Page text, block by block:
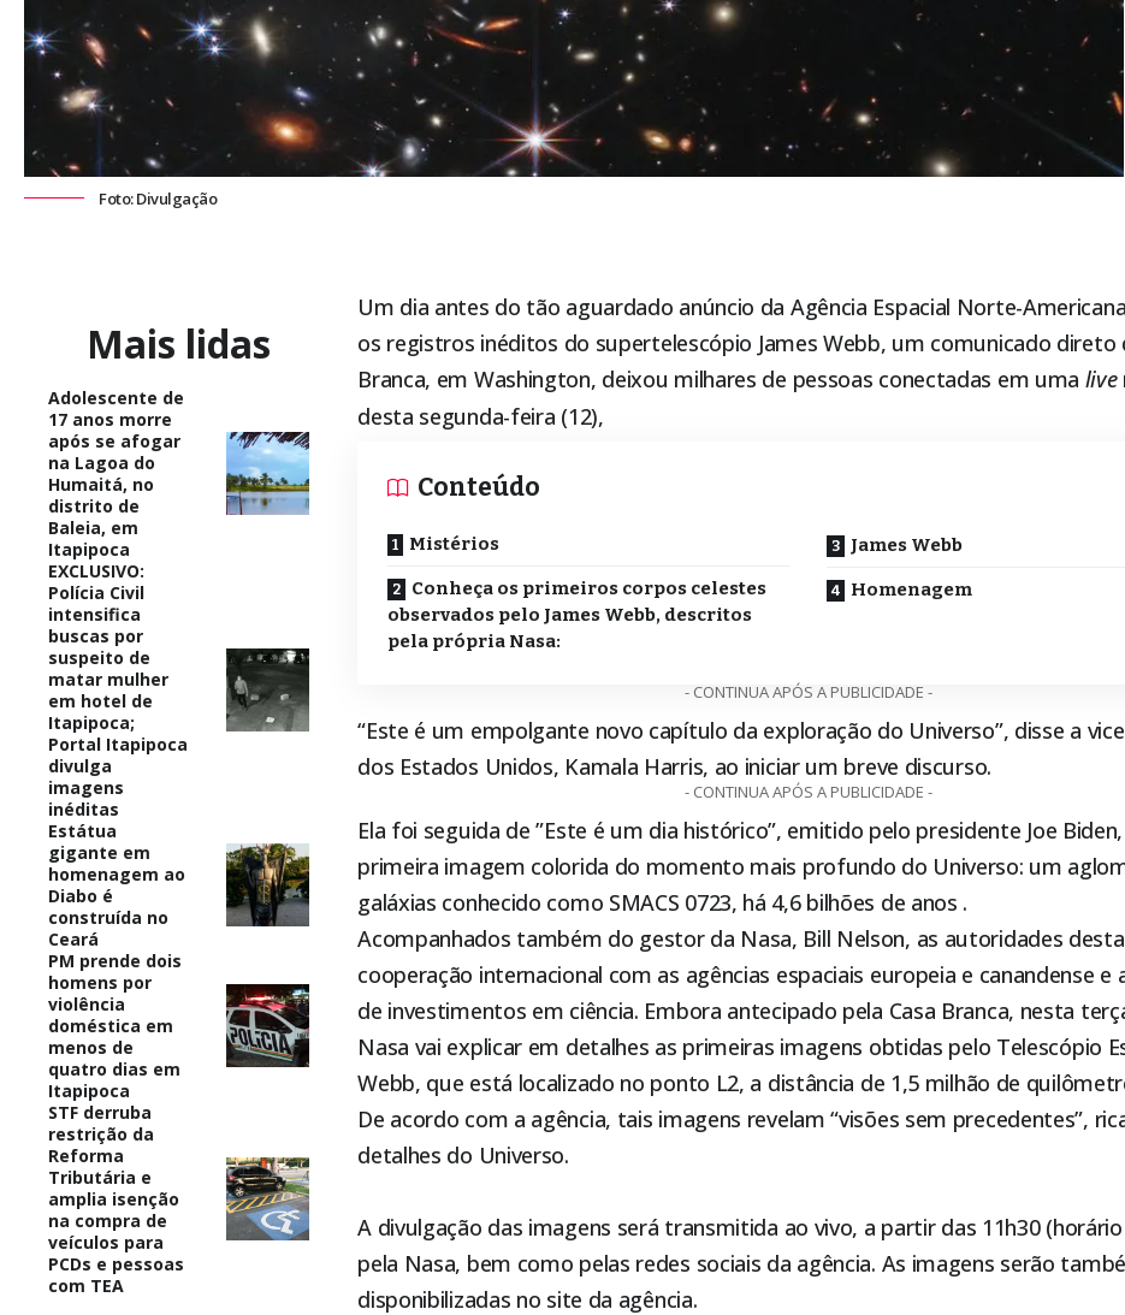
Foto: Divulgação
Mais lidas
Adolescente de
17 anos morre
após se afogar
na Lagoa do
Humaitá, no
distrito de
Baleia, em
Itapipoca
EXCLUSIVO:
Polícia Civil
intensifica
buscas por
suspeito de
matar mulher
em hotel de
Itapipoca;
Portal Itapipoca
divulga
imagens
inéditas
Estátua
gigante em
homenagem ao
Diabo é
construída no
Ceará
PM prende dois
homens por
violência
doméstica em
menos de
quatro dias em
Itapipoca
STF derruba
restrição da
Reforma
Tributária e
amplia isenção
na compra de
veículos para
PCDs e pessoas
com TEA
Um dia antes do tão aguardado anúncio da Agência Espacial Norte-
os registros inéditos do supertelescópio James Webb, um comunicado direto
Branca, em Washington, deixou milhares de pessoas conectadas em uma live
desta segunda-feira (12),
Conteúdo
Mistérios
Conheça os primeiros corpos celestes
observados pelo James Webb, descritos
pela própria Nasa:
James Webb
Homenagem
- CONTINUA APÓS A PUBLICIDADE -
“Este é um empolgante novo capítulo da exploração do Universo”, disse a
dos Estados Unidos, Kamala Harris, ao iniciar um breve discurso.
- CONTINUA APÓS A PUBLICIDADE -
Ela foi seguida de ”Este é um dia histórico”, emitido pelo presidente Joe
primeira imagem colorida do momento mais profundo do Universo: um
galáxias conhecido como SMACS 0723, há 4,6 bilhões de anos .
Acompanhados também do gestor da Nasa, Bill Nelson, as autoridades
cooperação internacional com as agências espaciais europeia e canandense e
de investimentos em ciência. Embora antecipado pela Casa Branca, nesta
Nasa vai explicar em detalhes as primeiras imagens obtidas pelo Telescópio
Webb, que está localizado no ponto L2, a distância de 1,5 milhão de
De acordo com a agência, tais imagens revelam “visões sem precedentes”,
detalhes do Universo.
A divulgação das imagens será transmitida ao vivo, a partir das 11h30
pela Nasa, bem como pelas redes sociais da agência. As imagens serão
disponibilizadas no site da agência.